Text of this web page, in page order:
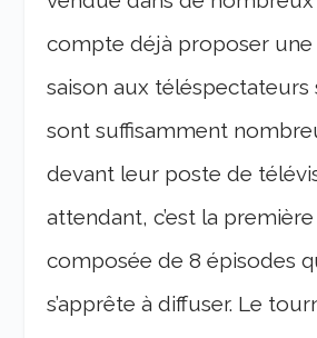
compte déjà proposer une
saison aux téléspectateurs
sont suffisamment
devant leur poste de
attendant, c’est la
composée de 8 épisodes
s’apprête à diffuser. Le